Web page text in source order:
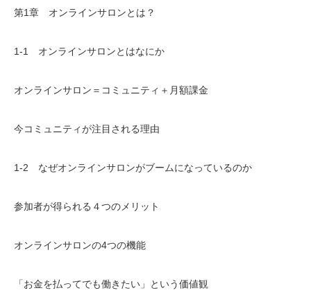
第1章 オンラインサロンとは？
1-1 オンラインサロンとはなにか
オンラインサロン＝コミュニティ＋月額課金
今コミュニティが注目される理由
1-2 なぜオンラインサロンがブームになっているのか
参加者が得られる４つのメリット
オンラインサロンの4つの機能
「お金を払ってでも働きたい」という価値観